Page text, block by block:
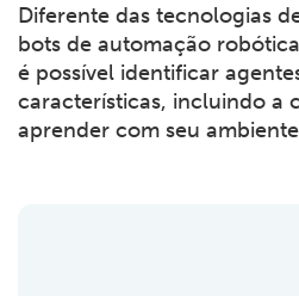
Diferente das tecnologias
bots de automação
é possível identificar
características, incluindo a
aprender com seu